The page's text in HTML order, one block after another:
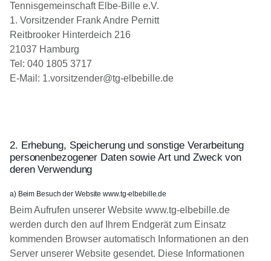
Tennisgemeinschaft Elbe-Bille e.V.
1. Vorsitzender Frank Andre Pernitt
Reitbrooker Hinterdeich 216
21037 Hamburg
Tel: 040 1805 3717
E-Mail: 1.vorsitzender@tg-elbebille.de
2. Erhebung, Speicherung und sonstige Verarbeitung
personenbezogener Daten sowie Art und Zweck von
deren Verwendung
a) Beim Besuch der Website www.tg-elbebille.de
Beim Aufrufen unserer Website www.tg-elbebille.de
werden durch den auf Ihrem Endgerät zum Einsatz
kommenden Browser automatisch Informationen an den
Server unserer Website gesendet. Diese Informationen